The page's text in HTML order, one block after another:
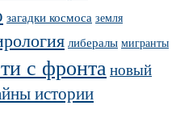
загадки космоса земля
либералы мигранты
с фронтановый
истории